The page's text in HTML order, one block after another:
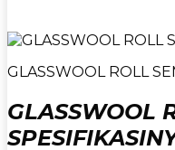
GLASSWOOL ROLL
GLASSWOOL